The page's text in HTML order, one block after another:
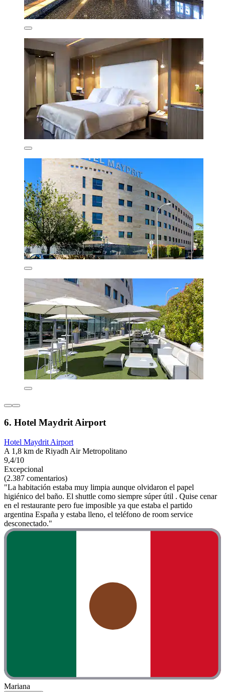
6. Hotel Maydrit Airport
Hotel Maydrit Airport
A 1,8 km de Riyadh Air Metropolitano
9,4/10
Excepcional
(2.387 comentarios)
"La habitación estaba muy limpia aunque olvidaron el papel
higiénico del baño. El shuttle como siempre súper útil . Quise cenar
en el restaurante pero fue imposible ya que estaba el partido
argentina España y estaba lleno, el teléfono de room service
desconectado."
Mariana